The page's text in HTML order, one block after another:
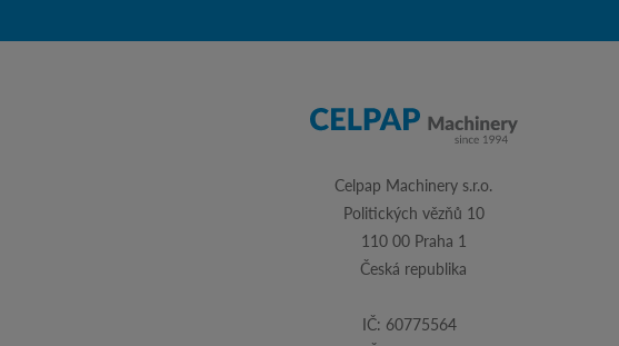
Celpap Machinery s.r.o.
Politických vězňů 10
110 00 Praha 1
Česká republika
IČ: 60775564